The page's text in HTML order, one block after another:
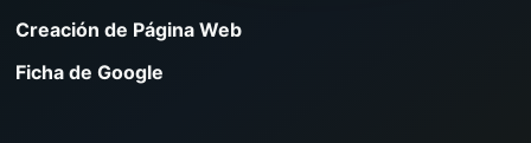
Creación de Página Web
Ficha de Google